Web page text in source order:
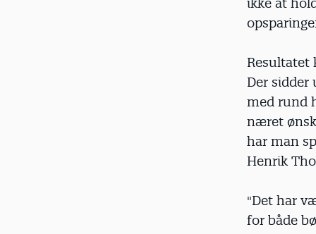
Resultatet
Der sidder
med rund
næret
har man
Henrik
"Det har
for både